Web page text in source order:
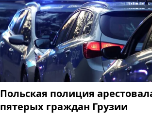
Польская полиция
пятерых граждан Грузии